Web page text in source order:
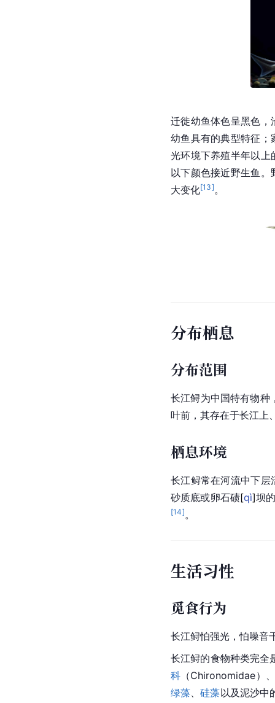
迁徙幼鱼体色呈黑色，
幼鱼具有的典型特征；
光环境下养殖半年以上
以下颜色接近野生鱼
大变化[13] 。
分布栖息
分布范围
长江鲟为中国特有物种
叶前，其存在于长江上
栖息环境
长江鲟常在河流中下
砂质底或卵石碛[qì]坝
[14]。
生活习性
觅食行为
长江鲟怕强光，怕噪音
长江鲟的食物种类完全
科 （Chironomidae）
绿藻、硅藻以及泥沙中